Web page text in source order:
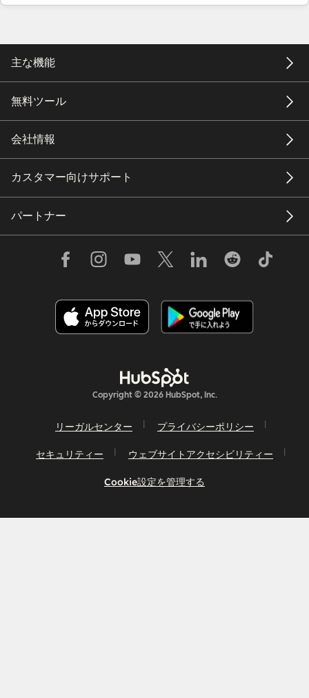
主な機能
無料ツール
会社情報
カスタマー向けサポート
パートナー
Copyright © 2026 HubSpot, Inc.
リーガルセンター プライバシーポリシー
セキュリティー ウェブサイトアクセシビリティー
Cookie設定を管理する